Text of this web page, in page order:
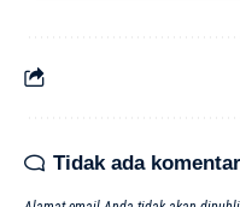
Tidak ada komentar